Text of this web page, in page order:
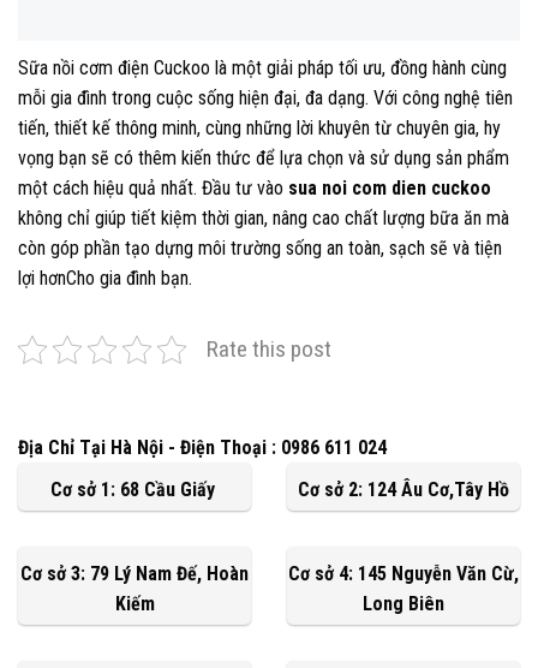
Sữa nồi cơm điện Cuckoo là một giải pháp tối ưu, đồng hành cùng
mỗi gia đình trong cuộc sống hiện đại, đa dạng. Với công nghệ tiên
tiến, thiết kế thông minh, cùng những lời khuyên từ chuyên gia, hy
vọng bạn sẽ có thêm kiến thức để lựa chọn và sử dụng sản phẩm
một cách hiệu quả nhất. Đầu tư vào sua noi com dien cuckoo
không chỉ giúp tiết kiệm thời gian, nâng cao chất lượng bữa ăn mà
còn góp phần tạo dựng môi trường sống an toàn, sạch sẽ và tiện
lợi hơnCho gia đình bạn.
Rate this post
Địa Chỉ Tại Hà Nội - Điện Thoại : 0986 611 024
Cơ sở 1: 68 Cầu Giấy
Cơ sở 2: 124 Âu Cơ,Tây Hồ
Cơ sở 3: 79 Lý Nam Đế, Hoàn
Kiếm
Cơ sở 4: 145 Nguyễn Văn Cừ,
Long Biên